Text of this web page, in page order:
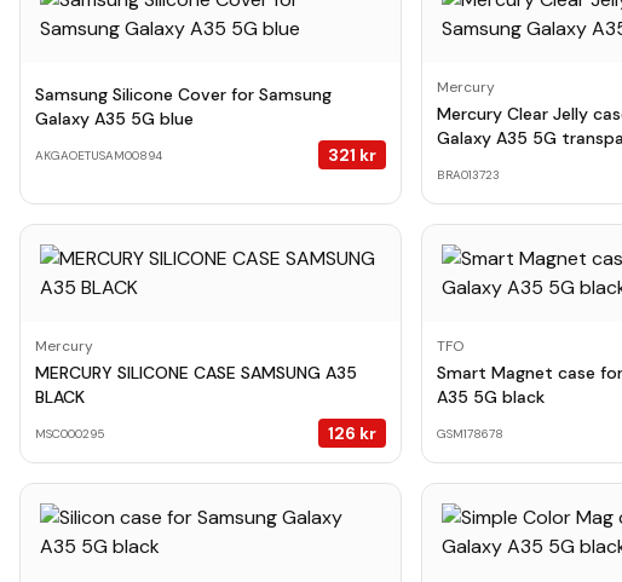
Samsung Silicone Cover for Samsung
Galaxy A35 5G blue
AKGAOETUSAM00894 321 kr
Mercury
Mercury Clear Jelly
Galaxy A35 5G
BRA013723
Mercury
MERCURY SILICONE CASE SAMSUNG A35
BLACK
MSC000295 126 kr
TFO
Smart Magnet case
A35 5G black
GSM178678